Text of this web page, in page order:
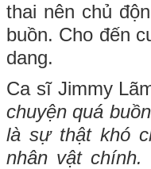
thai nên chủ
buồn. Cho đến
dang.
Ca sĩ Jimmy
chuyện quá
là sự thật khó
nhân vật